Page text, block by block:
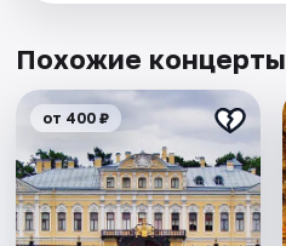
Похожие концерты
от 400 ₽